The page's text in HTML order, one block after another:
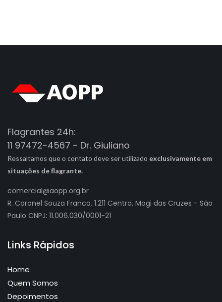
Flagrantes 24h:
11 97472-4567 - Dr. Giuliano
Ressaltamos que o contato deve ser utilizado exclusivamente em
situações de flagrante.
comercial@aopp.org.br
R. Coronel Souza Franco, 1.211 Centro, Mogi das Cruzes - São
Paulo CNPJ: 11.006.030/0001-21
Links Rápidos
Home
Quem Somos
Depoimentos